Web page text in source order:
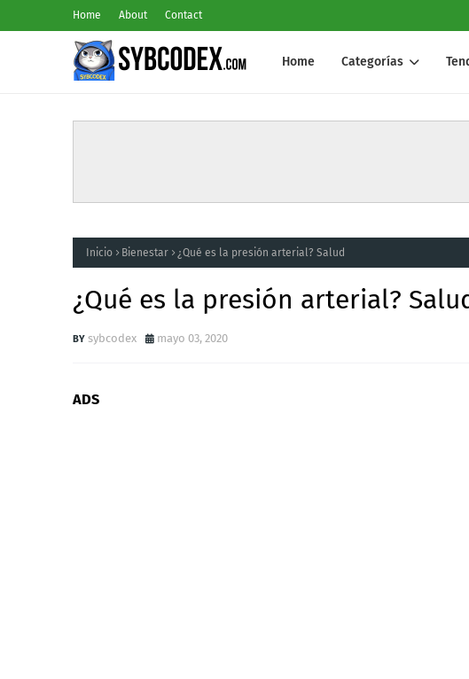
Home About Contact
Home Categorías
Inicio Bienestar ¿Qué es la presión arterial? Salud
¿Qué es la presión arterial?
sybcodex mayo 03, 2020
ADS